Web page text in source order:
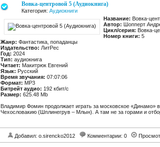
Вовка-центровой 5 (Аудиокнига)
Категория: Аудиокниги
Название: Вовка-
Автор: Шопперт
Цикл/серия: Вовка-
Номер книги: 5
Жанр: Фантастика, попаданцы
Издательство: ЛитРес
Год: 2024
Тип: аудиокнига
Читает: Макитрюк Евгений
Язык: Русский
Время звучания: 07:07:06
Формат: MP3
Битрейт аудио: 192 кбит/c
Размер: 625.48 Mb
Владимир Фомин продолжает играть за московское
Чехословакию (Шплинегрув – Млын). А там не за горами и
Добавил: o.sirencko2012 Комментарии: 0